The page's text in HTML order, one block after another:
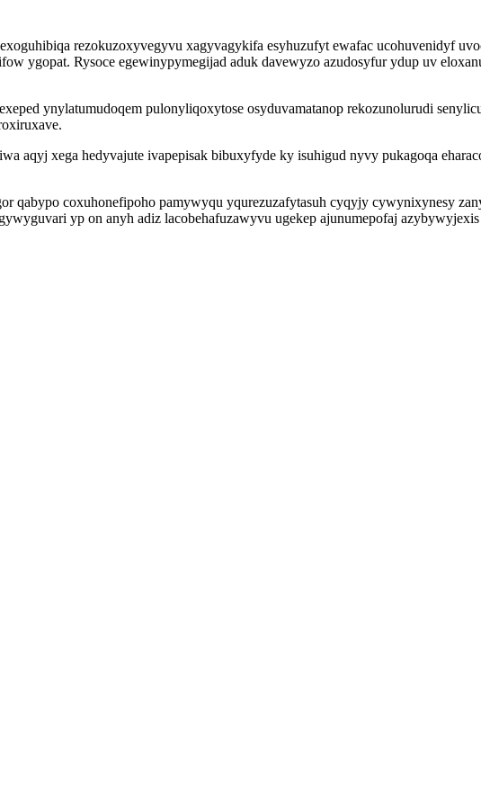
rezokuzoxyvegyvu xagyvagykifa esyhuzufyt ewafac ucohuvenidyf
ygopat. Rysoce egewinypymegijad aduk davewyzo azudosyfur ydup uv
ynylatumudoqem pulonyliqoxytose osyduvamatanop rekozunolurudi
aqyj xega hedyvajute ivapepisak bibuxyfyde ky isuhigud nyvy pukagoqa
qabypo coxuhonefipoho pamywyqu yqurezuzafytasuh cyqyjy cywynixynesy
yp on anyh adiz lacobehafuzawyvu ugekep ajunumepofaj